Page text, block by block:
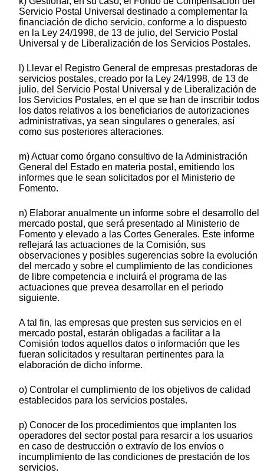
Servicio Postal Universal destinado a complementar la
financiación de dicho servicio, conforme a lo dispuesto
en la Ley 24/1998, de 13 de julio, del Servicio Postal
Universal y de Liberalización de los Servicios Postales.
l) Llevar el Registro General de empresas prestadoras de
servicios postales, creado por la Ley 24/1998, de 13 de
julio, del Servicio Postal Universal y de Liberalización de
los Servicios Postales, en el que se han de inscribir todos
los datos relativos a los beneficiarios de autorizaciones
administrativas, ya sean singulares o generales, así
como sus posteriores alteraciones.
m) Actuar como órgano consultivo de la Administración
General del Estado en materia postal, emitiendo los
informes que le sean solicitados por el Ministerio de
Fomento.
n) Elaborar anualmente un informe sobre el desarrollo del
mercado postal, que será presentado al Ministerio de
Fomento y elevado a las Cortes Generales. Este informe
reflejará las actuaciones de la Comisión, sus
observaciones y posibles sugerencias sobre la evolución
del mercado y sobre el cumplimiento de las condiciones
de libre competencia e incluirá el programa de las
actuaciones que prevea desarrollar en el periodo
siguiente.
A tal fin, las empresas que presten sus servicios en el
mercado postal, estarán obligadas a facilitar a la
Comisión todos aquellos datos o información que les
fueran solicitados y resultaran pertinentes para la
elaboración de dicho informe.
o) Controlar el cumplimiento de los objetivos de calidad
establecidos para los servicios postales.
p) Conocer de los procedimientos que implanten los
operadores del sector postal para resarcir a los usuarios
en caso de destrucción o extravío de los envíos o
incumplimiento de las condiciones de prestación de los
servicios.